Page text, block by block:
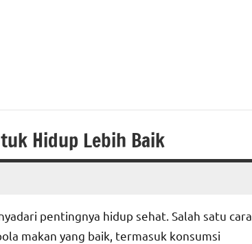
Hidup Lebih Baik
pentingnya hidup sehat. Salah satu cara
makan yang baik, termasuk konsumsi